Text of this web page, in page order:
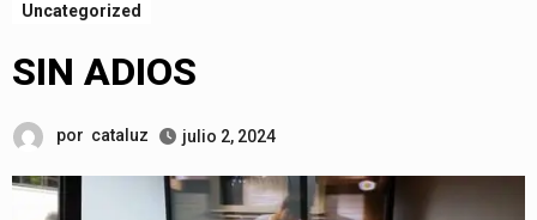
Uncategorized
SIN ADIOS
por cataluz julio 2, 2024